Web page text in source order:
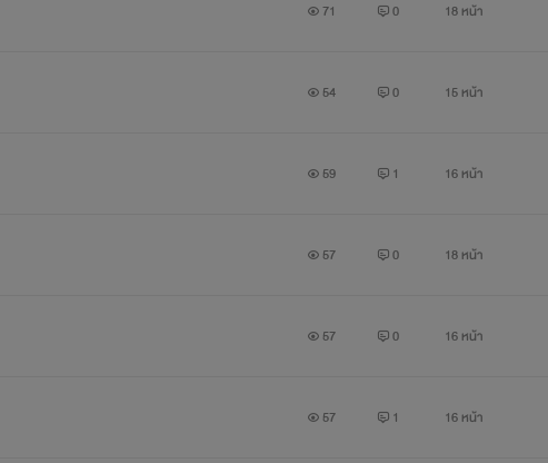
71 0 18 หน้า
54 0 15 หน้า
59 1 16 หน้า
57 0 18 หน้า
57 0 16 หน้า
57 1 16 หน้า